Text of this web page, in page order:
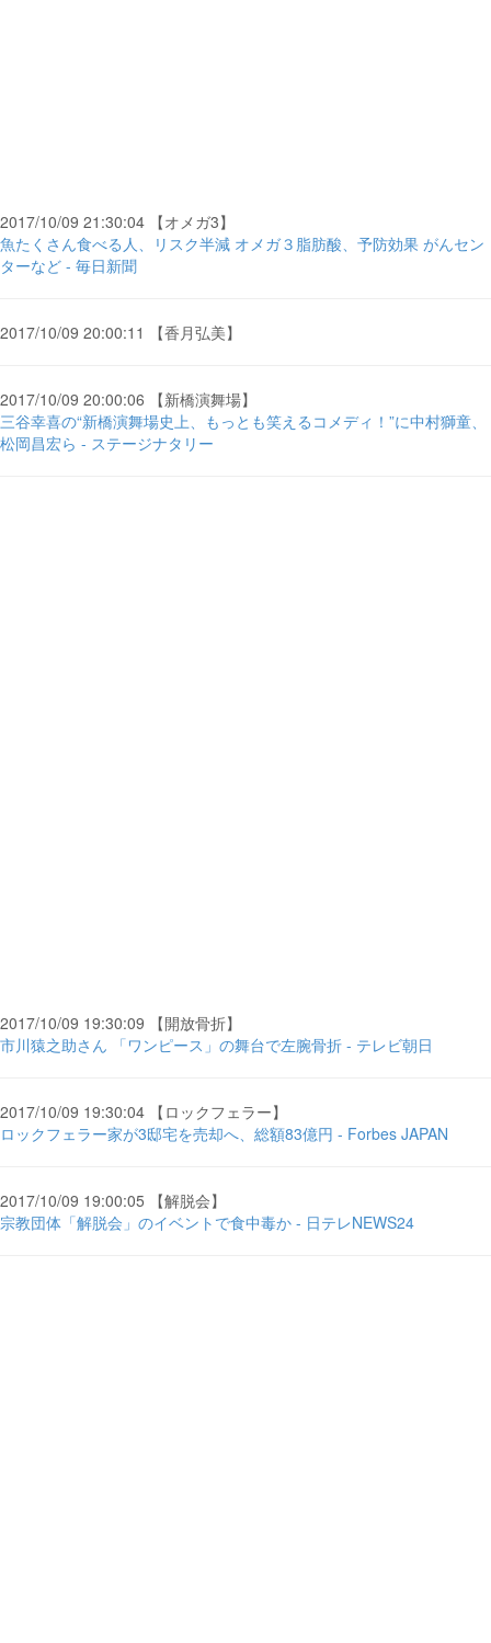
2017/10/09 21:30:04 【オメガ3】
魚たくさん食べる人、リスク半減 オメガ３脂肪酸、予防効果 がんセン
ターなど - 毎日新聞
2017/10/09 20:00:11 【香月弘美】
2017/10/09 20:00:06 【新橋演舞場】
三谷幸喜の“新橋演舞場史上、もっとも笑えるコメディ！”に中村獅童、
松岡昌宏ら - ステージナタリー
2017/10/09 19:30:09 【開放骨折】
市川猿之助さん 「ワンピース」の舞台で左腕骨折 - テレビ朝日
2017/10/09 19:30:04 【ロックフェラー】
ロックフェラー家が3邸宅を売却へ、総額83億円 - Forbes JAPAN
2017/10/09 19:00:05 【解脱会】
宗教団体「解脱会」のイベントで食中毒か - 日テレNEWS24